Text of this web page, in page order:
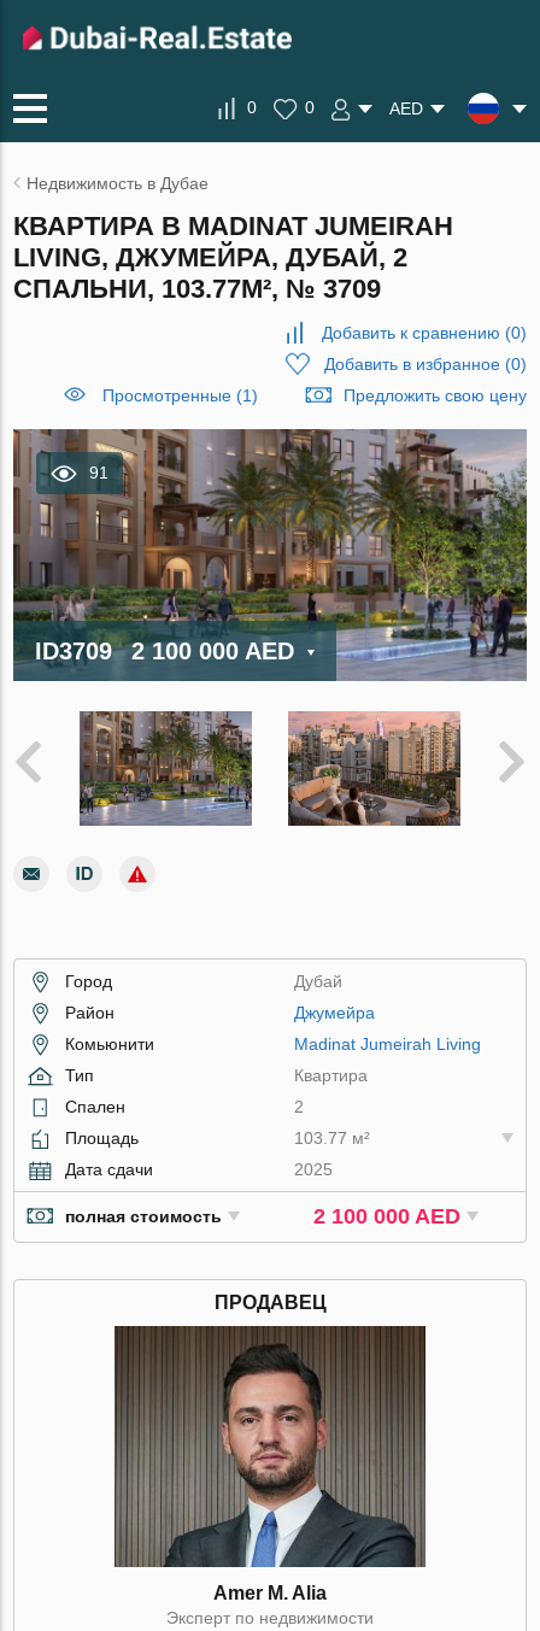
0 0 AED
Недвижимость в Дубае
КВАРТИРА В MADINAT JUMEIRAH
LIVING, ДЖУМЕЙРА, ДУБАЙ, 2
СПАЛЬНИ, 103.77М², № 3709
Добавить к сравнению (0)
Добавить в избранное(0)
Просмотренные (1)
Предложить свою цену
91
ID3709 2 100 000 AED
Город
Дубай
Район
Джумейра
Комьюнити
Madinat Jumeirah Living
Тип
Квартира
Спален
2
Площадь
103.77 м²
Дата сдачи
2025
полная стоимость 2 100 000 AED
ПРОДАВЕЦ
Amer M. Alia
Эксперт по недвижимости